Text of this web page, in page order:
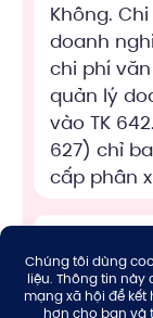
Không.
doanh
chi phí
quản lý
vào TK
627) chỉ
cấp phân
chung cố